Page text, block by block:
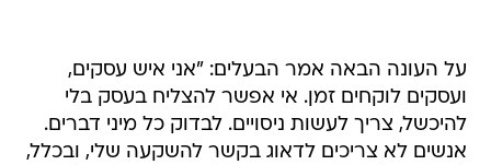
על העונה הבאה אמר הבעלים: "אני איש עסקים,
ועסקים לוקחים זמן. אי אפשר להצליח בעסק בלי
להיכשל, צריך לעשות ניסויים. לבדוק כל מיני דברים.
אנשים לא צריכים לדאוג בקשר להשקעה שלי, ובכלל,